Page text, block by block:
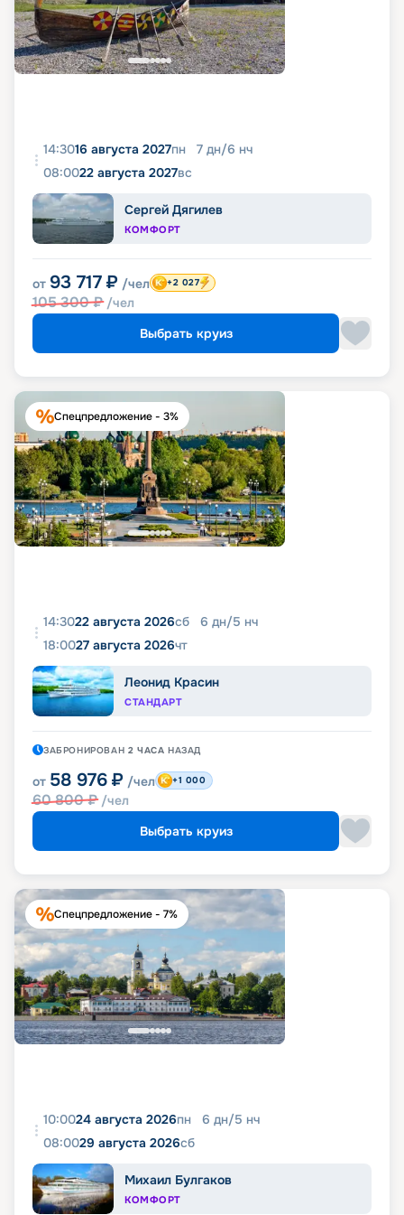
14:3016 августа 2027пн 7 дн/6 нч
08:0022 августа 2027вс
Сергей Дягилев
КОМФОРТ
от 93 717 ₽ /чел
105 300₽ /чел
+2 027
Выбрать круиз
Спецпредложение - 3%
14:3022 августа 2026сб 6 дн/5 нч
18:0027 августа 2026чт
Леонид Красин
СТАНДАРТ
ЗАБРОНИРОВАН 2 ЧАСА НАЗАД
от 58 976 ₽ /чел
60 800₽ /чел
+1 000
Выбрать круиз
Спецпредложение - 7%
10:0024 августа 2026пн 6 дн/5 нч
08:0029 августа 2026сб
Михаил Булгаков
КОМФОРТ